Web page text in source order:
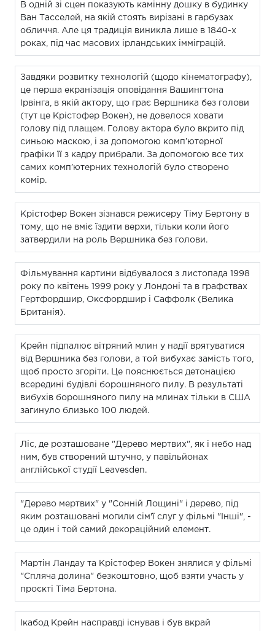
В одній зі сцен показують камінну дошку в будинку
Ван Тасселей, на якій стоять вирізані в гарбузах
обличчя. Але ця традиція виникла лише в 1840-х
роках, під час масових ірландських імміграцій.
Завдяки розвитку технологій (щодо кінематографу),
це перша екранізація оповідання Вашингтона
Ірвінга, в якій актору, що грає Вершника без голови
(тут це Крістофер Вокен), не довелося ховати
голову під плащем. Голову актора було вкрито під
синьою маскою, і за допомогою комп’ютерної
графіки її з кадру прибрали. За допомогою все тих
самих комп’ютерних технологій було створено
комір.
Крістофер Вокен зізнався режисеру Тіму Бертону в
тому, що не вміє їздити верхи, тільки коли його
затвердили на роль Вершника без голови.
Фільмування картини відбувалося з листопада 1998
року по квітень 1999 року у Лондоні та в графствах
Гертфордшир, Оксфордшир і Саффолк (Велика
Британія).
Крейн підпалює вітряний млин у надії врятуватися
від Вершника без голови, а той вибухає замість того,
щоб просто згоріти. Це пояснюється детонацією
всередині будівлі борошняного пилу. В результаті
вибухів борошняного пилу на млинах тільки в США
загинуло близько 100 людей.
Ліс, де розташоване "Дерево мертвих", як і небо над
ним, був створений штучно, у павільйонах
англійської студії Leavesden.
"Дерево мертвих" у "Сонній Лощині" і дерево, під
яким розташовані могили сім'ї слуг у фільмі "Інші", -
це один і той самий декораційний елемент.
Мартін Ландау та Крістофер Вокен знялися у фільмі
"Спляча долина" безкоштовно, щоб взяти участь у
проєкті Тіма Бертона.
Ікабод Крейн насправді існував і був вкрай